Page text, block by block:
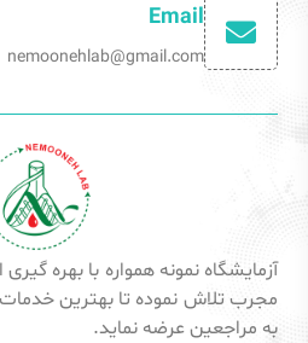
Email
nemoonehlab@gmail.com
آزمایشگاه نمونه همواره با بهره
مجرب تلاش نموده تا بهترین خدمات
به مراجعین عرضه نماید.